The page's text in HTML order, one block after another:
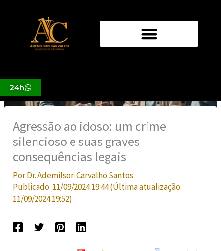
conteúdo
24h
Agressão ao idoso: um crime
silencioso e suas graves
consequências legais
PorDr. Ademilson Carvalho Santos
Publicado: 11/09/2024 19:44(Última atualização:
11/09/2024 19:52)